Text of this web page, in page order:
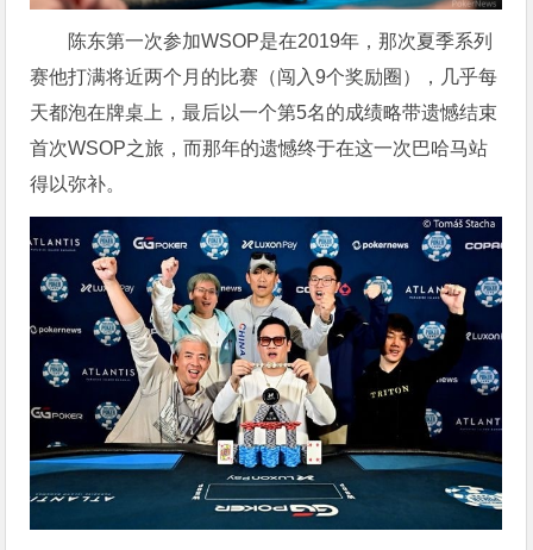
陈东第一次参加WSOP是在2019年，那次夏季系列
赛他打满将近两个月的比赛（闯入9个奖励圈），几乎每
天都泡在牌桌上，最后以一个第5名的成绩略带遗憾结束
首次WSOP之旅，而那年的遗憾终于在这一次巴哈马站
得以弥补。